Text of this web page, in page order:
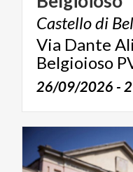
Castellodi
Via Dante
Belgioioso
26/09/2026 -